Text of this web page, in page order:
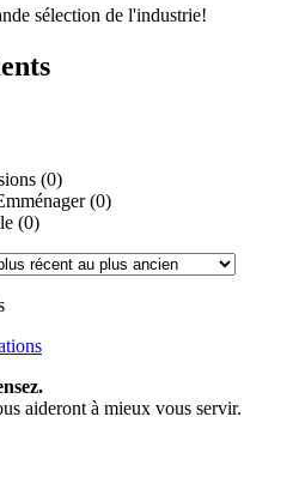
sélection de l'industrie!
(0)
(0)
(0)
aideront à mieux vous servir.